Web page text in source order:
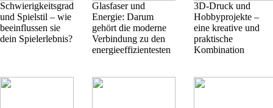
Schwierigkeitsgrad
und Spielstil – wie
beeinflussen sie
dein Spielerlebnis?
Glasfaser und
Energie: Darum
gehört die moderne
Verbindung zu den
energieeffizientesten
3D-Druck und
Hobbyprojekte –
eine kreative und
praktische
Kombination